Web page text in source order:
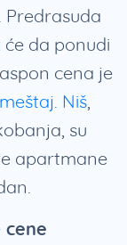
Predrasuda
da ponudi
cena je
Niš,
su
apartmane
cene